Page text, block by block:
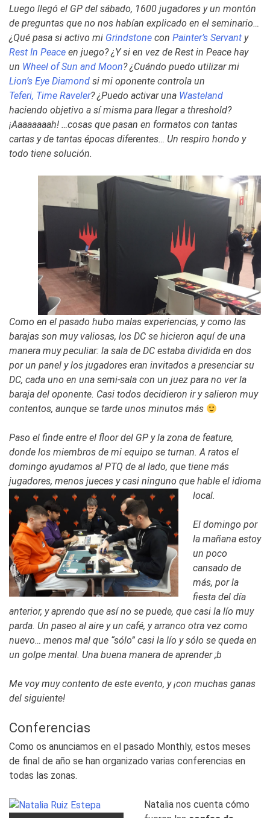
Luego llegó el GP del sábado, 1600 jugadores y un montón
de preguntas que no nos habían explicado en el seminario…
¿Qué pasa si activo mi Grindstone con Painter’s Servant y
Rest In Peace en juego? ¿Y si en vez de Rest in Peace hay
un Wheel of Sun and Moon? ¿Cuándo puedo utilizar mi
Lion’s Eye Diamond si mi oponente controla un
Teferi, Time Raveler? ¿Puedo activar una Wasteland
haciendo objetivo a sí misma para llegar a threshold?
¡Aaaaaaaah! …cosas que pasan en formatos con tantas
cartas y de tantas épocas diferentes… Un respiro hondo y
todo tiene solución.
Como en el pasado hubo malas experiencias, y como las
barajas son muy valiosas, los DC se hicieron aquí de una
manera muy peculiar: la sala de DC estaba dividida en dos
por un panel y los jugadores eran invitados a presenciar su
DC, cada uno en una semi-sala con un juez para no ver la
baraja del oponente. Casi todos decidieron ir y salieron muy
contentos, aunque se tarde unos minutos más
Paso el finde entre el floor del GP y la zona de feature,
donde los miembros de mi equipo se turnan. A ratos el
domingo ayudamos al PTQ de al lado, que tiene más
jugadores, menos jueces y casi ninguno que hable el idioma
local.
El domingo por
la mañana estoy
un poco
cansado de
más, por la
fiesta del día
anterior, y aprendo que así no se puede, que casi la lío muy
parda. Un paseo al aire y un café, y arranco otra vez como
nuevo… menos mal que “sólo” casi la lío y sólo se queda en
un golpe mental. Una buena manera de aprender ;b
Me voy muy contento de este evento, y ¡con muchas ganas
del siguiente!
Conferencias
Como os anunciamos en el pasado Monthly, estos meses
de final de año se han organizado varias conferencias en
todas las zonas.
Natalia nos cuenta cómo